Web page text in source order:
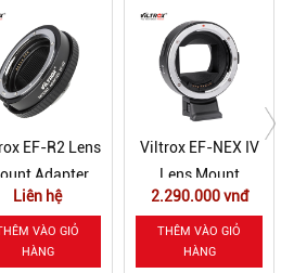
EF-R2 Lens
Adapter
Liên hệ
VÀO GIỎ
HÀNG
Viltrox EF-NEX IV
Lens Mount
Adapter
2.290.000 vnđ
THÊM VÀO GIỎ
HÀNG